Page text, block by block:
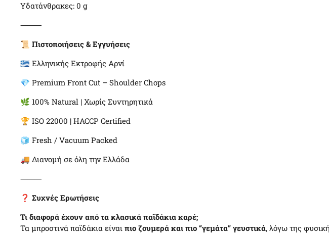
Υδατάνθρακες: 0 g
⸻
📜 Πιστοποιήσεις & Εγγυήσεις
🇬🇷 Ελληνικής Εκτροφής Αρνί
💎 Premium Front Cut – Shoulder Chops
🌿 100% Natural | Χωρίς Συντηρητικά
🏆 ISO 22000 | HACCP Certified
🧊 Fresh / Vacuum Packed
🚚 Διανομή σε όλη την Ελλάδα
⸻
❓ Συχνές Ερωτήσεις
Τι διαφορά έχουν από τα κλασικά παϊδάκια καρέ;
Τα μπροστινά παϊδάκια είναι πιο ζουμερά και πιο “γεμάτα” γευστικά, λόγω της